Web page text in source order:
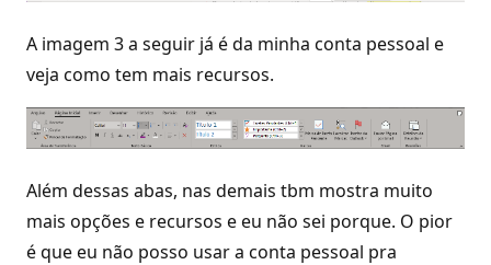
A imagem 3 a seguir já é da minha conta pessoal e
veja como tem mais recursos.
Além dessas abas, nas demais tbm mostra muito
mais opções e recursos e eu não sei porque. O pior
é que eu não posso usar a conta pessoal pra